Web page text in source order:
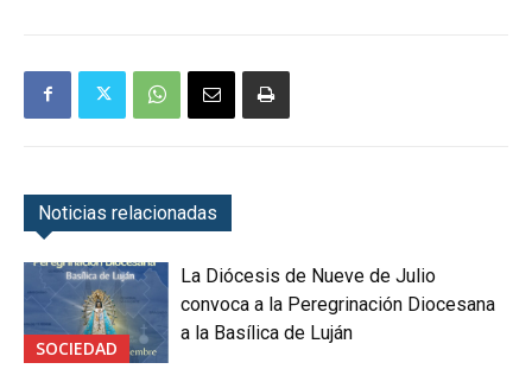
Noticias relacionadas
SOCIEDAD
La Diócesis de Nueve de Julio
convoca a la Peregrinación Diocesana
a la Basílica de Luján